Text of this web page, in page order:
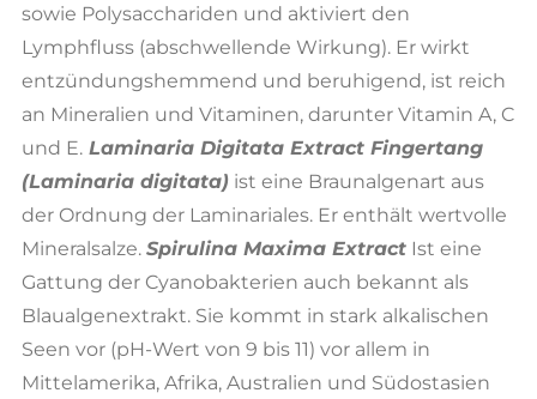
sowie Polysacchariden und aktiviert den
Lymphfluss (abschwellende Wirkung). Er wirkt
entzündungshemmend und beruhigend, ist reich
an Mineralien und Vitaminen, darunter Vitamin A, C
und E.Laminaria Digitata Extract Fingertang
(Laminaria digitata)ist eine Braunalgenart aus
der Ordnung der Laminariales. Er enthält wertvolle
Mineralsalze. Spirulina Maxima ExtractIst eine
Gattung der Cyanobakterien auch bekannt als
Blaualgenextrakt. Sie kommt in stark alkalischen
Seen vor (pH-Wert von 9 bis 11) vor allem in
Mittelamerika, Afrika, Australien und Südostasien